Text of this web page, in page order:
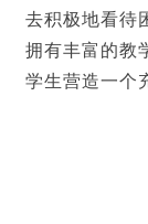
去积极地看待
拥有丰富的教
学生营造一个